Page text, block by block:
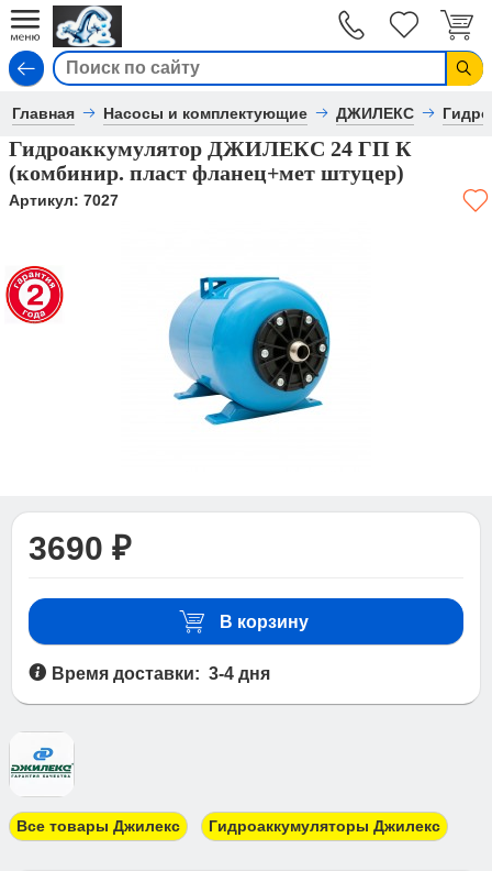
Главная Насосы и комплектующие ДЖИЛЕКС
Гидроаккумулятор ДЖИЛЕКС 24 ГП К
(комбинир. пласт фланец+мет штуцер)
Артикул: 7027
3690 ₽
В корзину
Время доставки: 3-4 дня
Все товары Джилекс Гидроаккумуляторы Джилекс